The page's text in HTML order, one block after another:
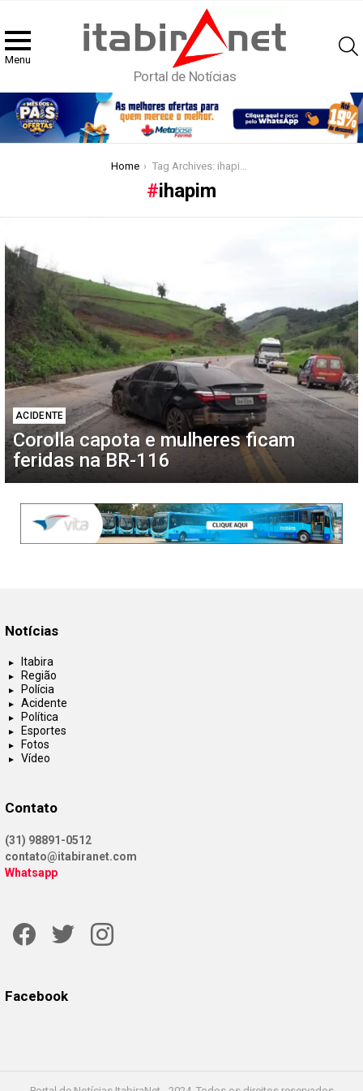
Menu
Portal de Notícias
Home Tag Archives: ihapim
ihapim
Latest
stories
ACIDENTE
Corolla capota e mulheres ficam
feridas na BR-116
Notícias
Itabira
Região
Polícia
Acidente
Política
Esportes
Fotos
Vídeo
Contato
(31) 98891-0512
contato@itabiranet.com
Whatsapp
Facebook